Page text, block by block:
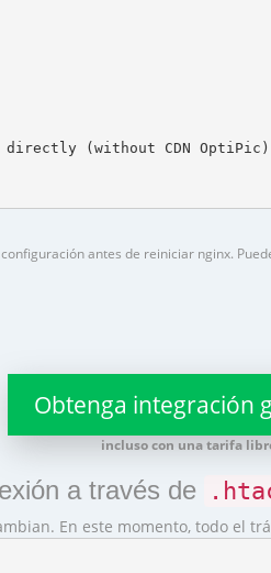
(without CDN OptiPic)
antes de reiniciar nginx.
Obtenga integración
incluso con una tarifa
a través de
En este momento, todo el